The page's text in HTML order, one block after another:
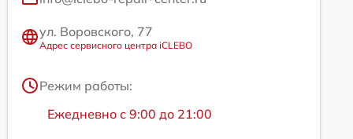
ул. Воровского, 77
Адрес сервисного центра iCLEBO
Режим работы:
Ежедневно с 9:00 до 21:00